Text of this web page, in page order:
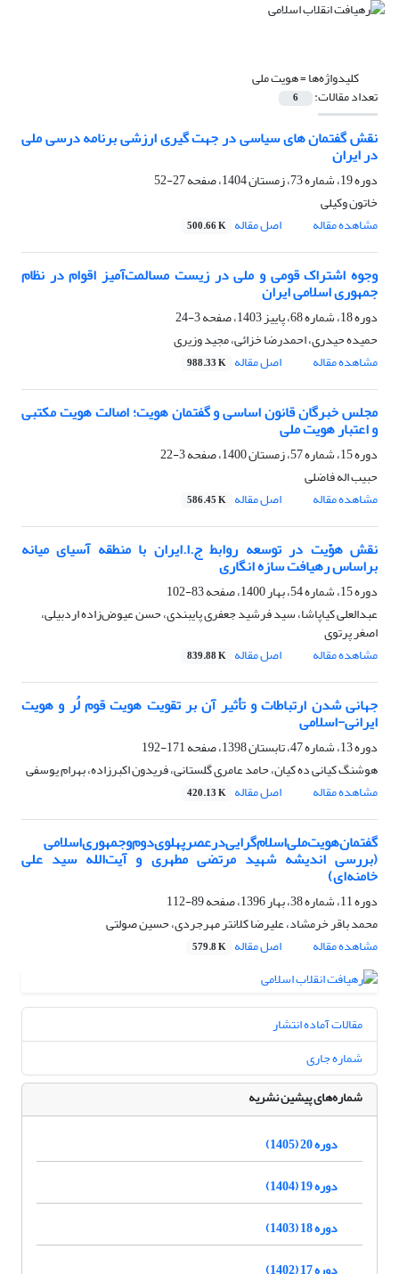
کلیدواژه‌ها =هویت ملی
تعداد مقالات: 6
نقش گفتمان‌ های سیاسی در جهت‌ گیری ارزشی برنامه درسی ملی
در ایران
دوره 19، شماره 73، زمستان 1404، صفحه
27-52
خاتون وکیلی
مشاهده مقاله
اصل مقاله 500.66 K
وجوه اشتراک قومی و ملی در زیست مسالمت‌آمیز اقوام در نظام
جمهوری اسلامی ایران
دوره 18، شماره 68، پاییز 1403، صفحه
3-24
حمیده حیدری، احمدرضا خزائی، مجید وزیری
مشاهده مقاله
اصل مقاله 988.33 K
مجلس خبرگان قانون اساسی و گفتمان هویت؛ اصالت هویت مکتبی
و اعتبار هویت ملی
دوره 15، شماره 57، زمستان 1400، صفحه
3-22
حبیب اله فاضلی
مشاهده مقاله
اصل مقاله 586.45 K
نقش هوّیت در توسعه روابط ج.ا.ایران با منطقه آسیای میانه
براساس رهیافت سازه انگاری
دوره 15، شماره 54، بهار 1400، صفحه
83-102
عبدالعلی کیاپاشا، سید فرشید جعفری پایبندی، حسن عیوض‌زاده اردبیلی،
اصغر پرتوی
مشاهده مقاله
اصل مقاله 839.88 K
جهانی شدن ارتباطات و تأثیر آن بر تقویت هویت قوم لُر و هویت
ایرانی-اسلامی
دوره 13، شماره 47، تابستان 1398، صفحه
171-192
هوشنگ کیانی ده کیان، حامد عامری گلستانی، فریدون اکبرزاده، بهرام یوسفی
مشاهده مقاله
اصل مقاله 420.13 K
گفتمان‌هویت‌ملی‌اسلام‌گرایی‌در‌عصرپهلوی‌دوم‌و‌جمهوری‌اسلامی
(بررسی اندیشه شهید مرتضی مطهری و آیت‌الله سید علی
خامنه‌ای)
دوره 11، شماره 38، بهار 1396، صفحه
89-112
محمد باقر خرمشاد، علیرضا کلانتر مهرجردی، حسین صولتی
مشاهده مقاله
اصل مقاله 579.8 K
مقالات آماده انتشار
شماره جاری
شماره‌های پیشین نشریه
دوره 20 (1405)
دوره 19 (1404)
دوره 18 (1403)